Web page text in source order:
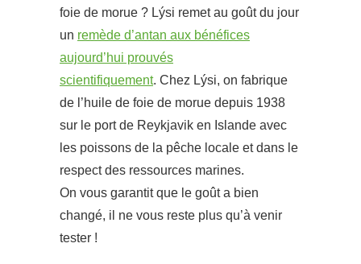
foie de morue ? Lýsi remet au goût du jour
un remède d’antan aux bénéfices
aujourd’hui prouvés
scientifiquement. Chez Lýsi, on fabrique
de l’huile de foie de morue depuis 1938
sur le port de Reykjavik en Islande avec
les poissons de la pêche locale et dans le
respect des ressources marines.
On vous garantit que le goût a bien
changé, il ne vous reste plus qu’à venir
tester !